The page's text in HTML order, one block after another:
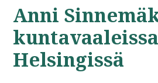
Anni
kuntavaaleissa
Helsingissä